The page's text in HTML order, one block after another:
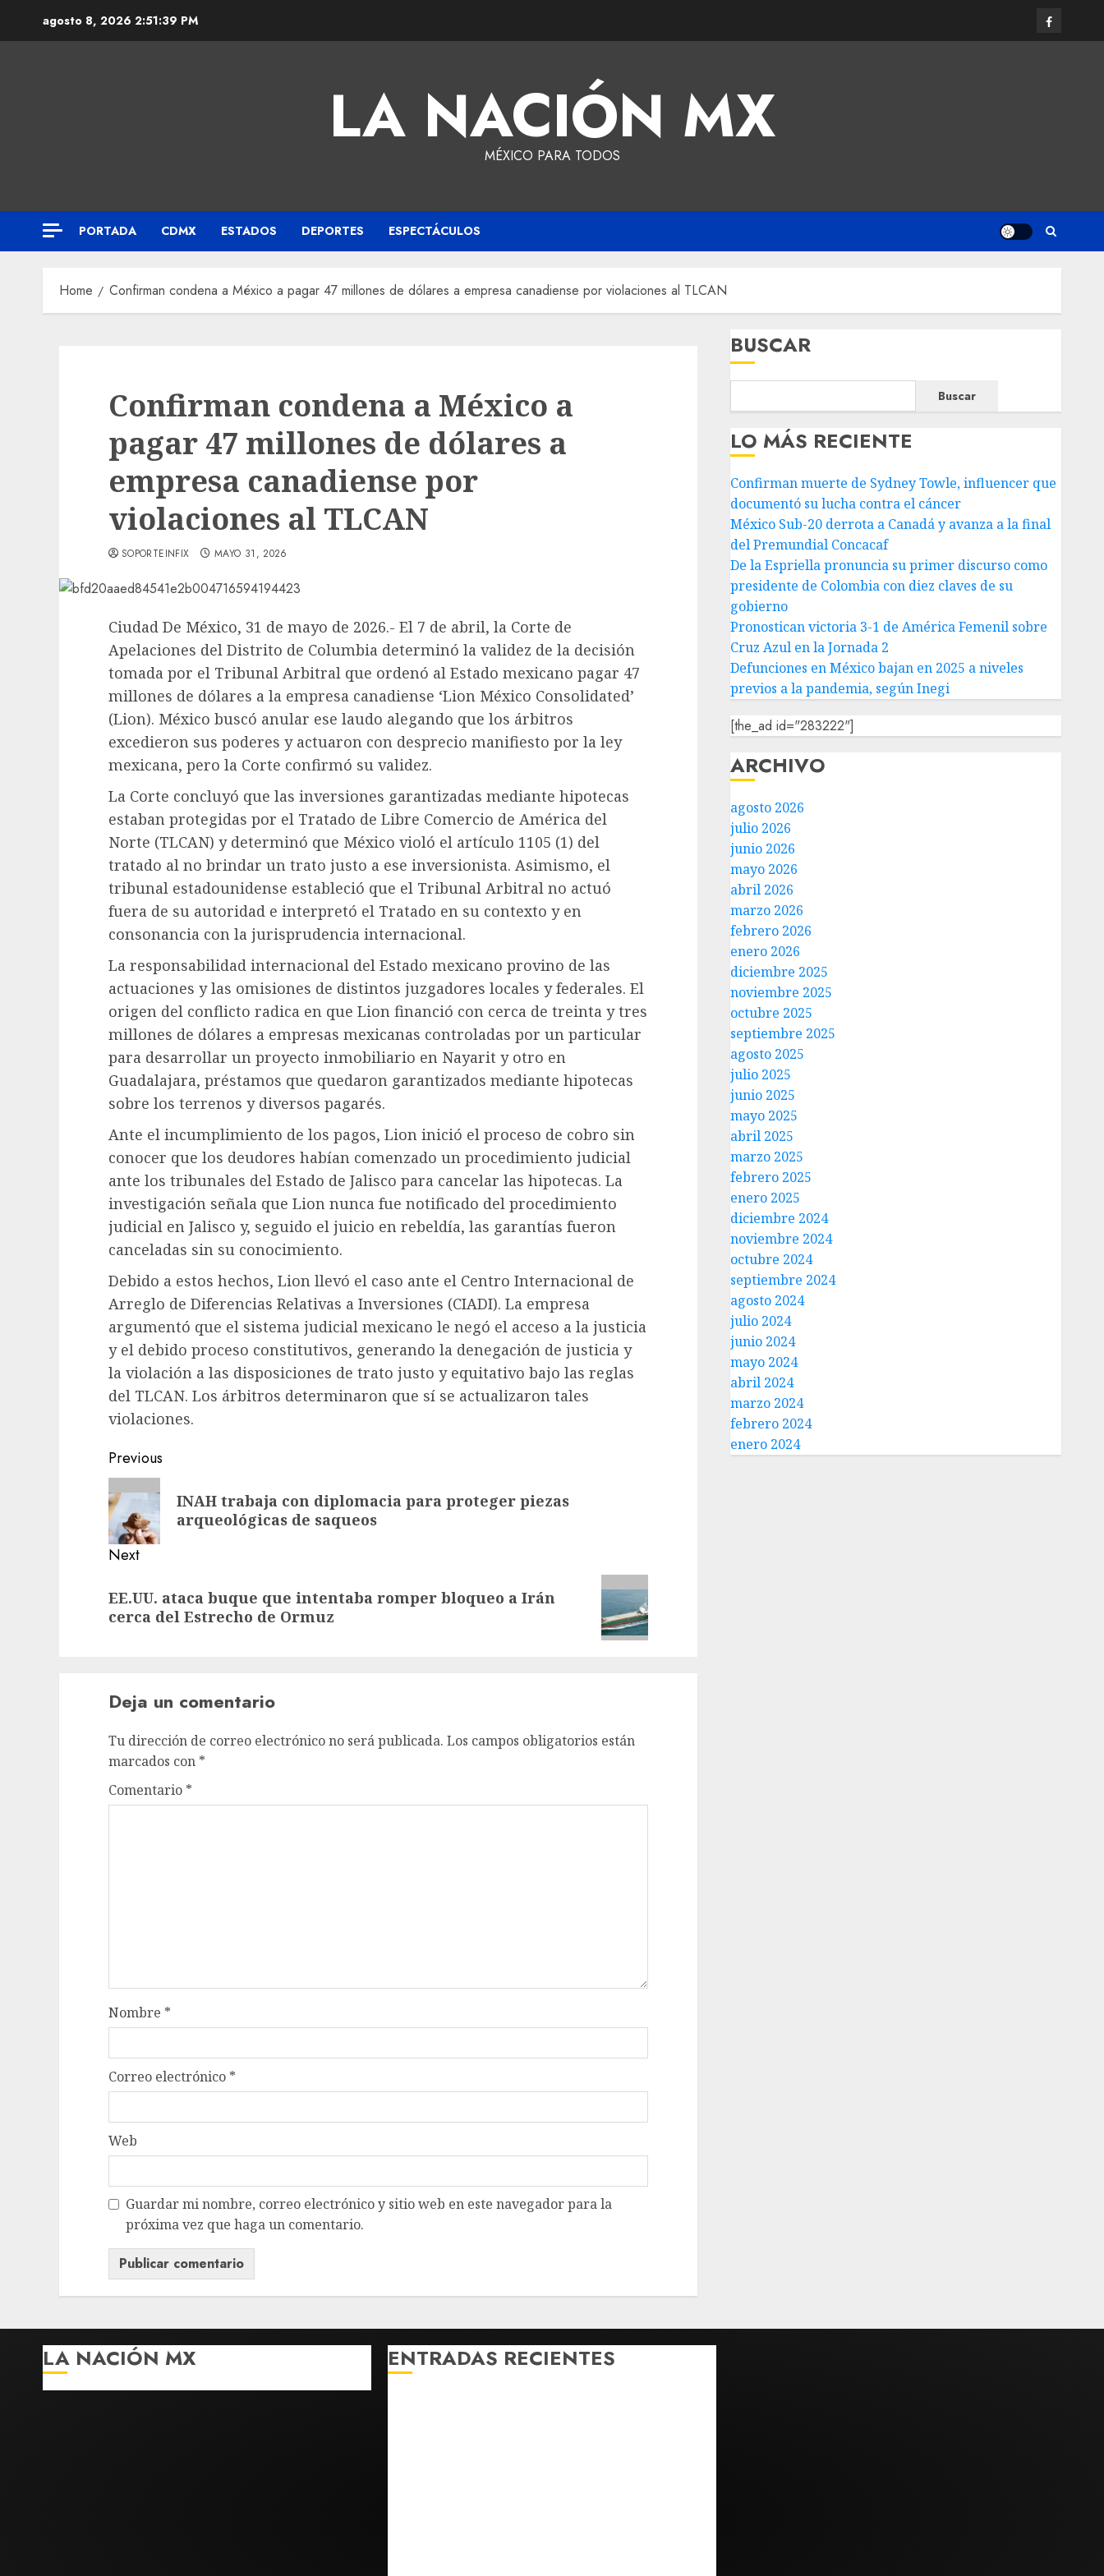
agosto 8, 2026 2:51:40 PM
LA NACIÓN MX
MÉXICO PARA TODOS
PORTADA CDMX ESTADOS DEPORTES ESPECTÁCULOS
Home Confirman condena a México a pagar 47 millones de dólares a empresa canadiense por violaciones al TLCAN
Confirman condena a México a
pagar 47 millones de dólares a
empresa canadiense por
violaciones al TLCAN
SOPORTEINFIX MAYO 31, 2026
Ciudad De México, 31 de mayo de 2026.- El 7 de abril, la Corte de
Apelaciones del Distrito de Columbia determinó la validez de la decisión
tomada por el Tribunal Arbitral que ordenó al Estado mexicano pagar 47
millones de dólares a la empresa canadiense ‘Lion México Consolidated’
(Lion). México buscó anular ese laudo alegando que los árbitros
excedieron sus poderes y actuaron con desprecio manifiesto por la ley
mexicana, pero la Corte confirmó su validez.
La Corte concluyó que las inversiones garantizadas mediante hipotecas
estaban protegidas por el Tratado de Libre Comercio de América del
Norte (TLCAN) y determinó que México violó el artículo 1105 (1) del
tratado al no brindar un trato justo a ese inversionista. Asimismo, el
tribunal estadounidense estableció que el Tribunal Arbitral no actuó
fuera de su autoridad e interpretó el Tratado en su contexto y en
consonancia con la jurisprudencia internacional.
La responsabilidad internacional del Estado mexicano provino de las
actuaciones y las omisiones de distintos juzgadores locales y federales. El
origen del conflicto radica en que Lion financió con cerca de treinta y tres
millones de dólares a empresas mexicanas controladas por un particular
para desarrollar un proyecto inmobiliario en Nayarit y otro en
Guadalajara, préstamos que quedaron garantizados mediante hipotecas
sobre los terrenos y diversos pagarés.
Ante el incumplimiento de los pagos, Lion inició el proceso de cobro sin
conocer que los deudores habían comenzado un procedimiento judicial
ante los tribunales del Estado de Jalisco para cancelar las hipotecas. La
investigación señala que Lion nunca fue notificado del procedimiento
judicial en Jalisco y, seguido el juicio en rebeldía, las garantías fueron
canceladas sin su conocimiento.
Debido a estos hechos, Lion llevó el caso ante el Centro Internacional de
Arreglo de Diferencias Relativas a Inversiones (CIADI). La empresa
argumentó que el sistema judicial mexicano le negó el acceso a la justicia
y el debido proceso constitutivos, generando la denegación de justicia y
la violación a las disposiciones de trato justo y equitativo bajo las reglas
del TLCAN. Los árbitros determinaron que sí se actualizaron tales
violaciones.
Previous
INAH trabaja con diplomacia para proteger piezas
arqueológicas de saqueos
Next
EE.UU. ataca buque que intentaba romper bloqueo a Irán
cerca del Estrecho de Ormuz
Deja un comentario
Tu dirección de correo electrónico no será publicada. Los campos obligatorios están
marcados con *
Comentario *
Nombre *
Correo electrónico *
Web
Guardar mi nombre, correo electrónico y sitio web en este navegador para la
próxima vez que haga un comentario.
BUSCAR
Buscar
LO MÁS RECIENTE
Confirman muerte de Sydney Towle, influencer que
documentó su lucha contra el cáncer
México Sub-20 derrota a Canadá y avanza a la final
del Premundial Concacaf
De la Espriella pronuncia su primer discurso como
presidente de Colombia con diez claves de su
gobierno
Pronostican victoria 3-1 de América Femenil sobre
Cruz Azul en la Jornada 2
Defunciones en México bajan en 2025 a niveles
previos a la pandemia, según Inegi
[the_ad id="283222"]
ARCHIVO
agosto 2026
julio 2026
junio 2026
mayo 2026
abril 2026
marzo 2026
febrero 2026
enero 2026
diciembre 2025
noviembre 2025
octubre 2025
septiembre 2025
agosto 2025
julio 2025
junio 2025
mayo 2025
abril 2025
marzo 2025
febrero 2025
enero 2025
diciembre 2024
noviembre 2024
octubre 2024
septiembre 2024
agosto 2024
julio 2024
junio 2024
mayo 2024
abril 2024
marzo 2024
febrero 2024
enero 2024
LA NACIÓN MX ENTRADAS RECIENTES